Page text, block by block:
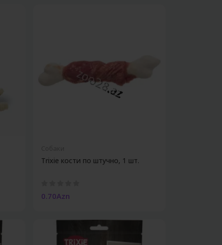
Trixie кости по штучно, 1 шт.
0.70Azn